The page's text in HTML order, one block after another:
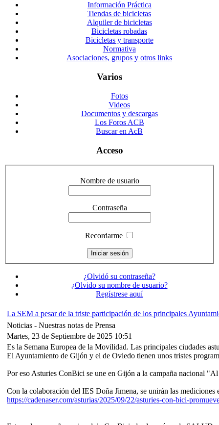
Información Práctica
Tiendas de bicicletas
Alquiler de bicicletas
Bicicletas robadas
Bicicletas y transporte
Normativa
Asociaciones, grupos y otros links
Varios
Fotos
Videos
Documentos y descargas
Los Foros ACB
Buscar en AcB
Acceso
Nombre de usuario
Contraseña
Recordarme
¿Olvidó su contraseña?
¿Olvido su nombre de usuario?
Regístrese aquí
La SEM a pesar de la triste participación de los principales
Noticias - Nuestras notas de Prensa
Martes, 23 de Septiembre de 2025 10:51
Es la Semana Europea de la Movilidad. Las principales ciudades
El Ayuntamiento de Gijón y el de Oviedo tienen unos tristes
Por eso Asturies ConBici se une en Gijón a la campaña nacional
Con la colaboración del IES Doña Jimena, se unirán las
https://cadenaser.com/asturias/2025/09/22/asturies-con-bici-